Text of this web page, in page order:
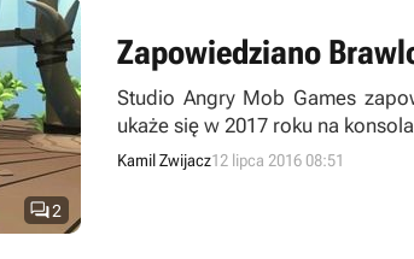
2
Zapowiedziano
Studio Angry Mob Games
ukaże się w 2017 roku na
Kamil Zwijacz12 lipca 2016 08:51